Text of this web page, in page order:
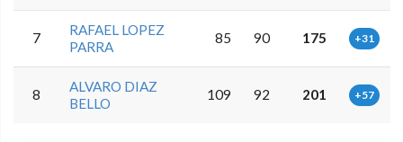
7
RAFAEL LOPEZ
PARRA
85 90 175 +31
8
ALVARO DIAZ
BELLO
109 92 201 +57